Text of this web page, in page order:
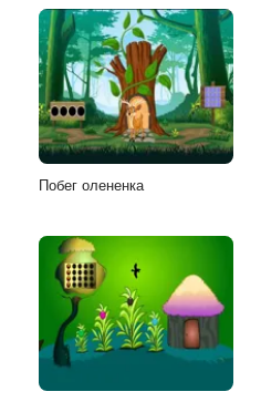
Побег олененка